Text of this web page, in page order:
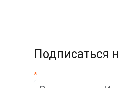
Подписаться
*